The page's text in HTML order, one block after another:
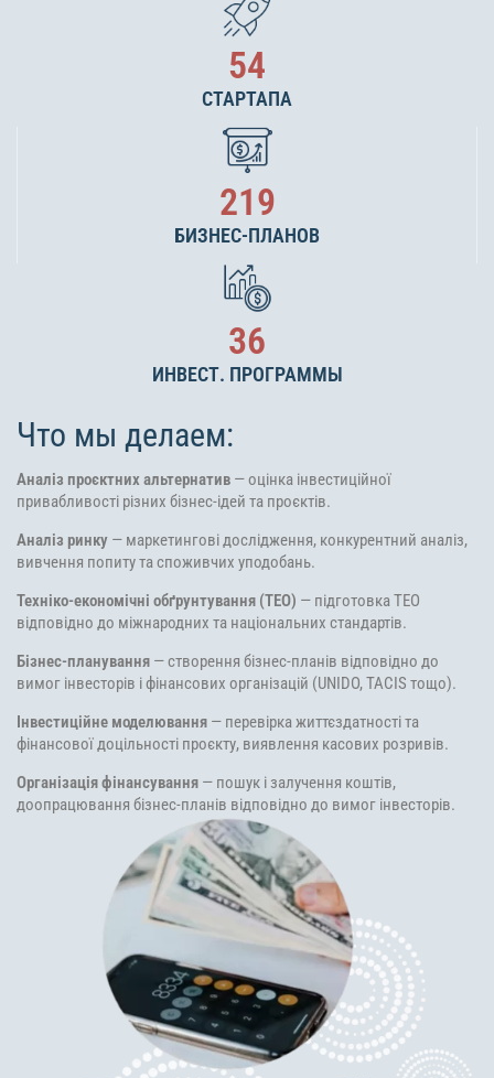
54
СТАРТАПА
219
БИЗНЕС-ПЛАНОВ
36
ИНВЕСТ. ПРОГРАММЫ
Что мы делаем:
Аналіз проєктних альтернатив — оцінка інвестиційної
привабливості різних бізнес-ідей та проєктів.
Аналіз ринку — маркетингові дослідження, конкурентний аналіз,
вивчення попиту та споживчих уподобань.
Техніко-економічні обґрунтування (ТЕО) — підготовка ТЕО
відповідно до міжнародних та національних стандартів.
Бізнес-планування — створення бізнес-планів відповідно до
вимог інвесторів і фінансових організацій (UNIDO, TACIS тощо).
Інвестиційне моделювання — перевірка життєздатності та
фінансової доцільності проєкту, виявлення касових розривів.
Організація фінансування — пошук і залучення коштів,
доопрацювання бізнес-планів відповідно до вимог інвесторів.